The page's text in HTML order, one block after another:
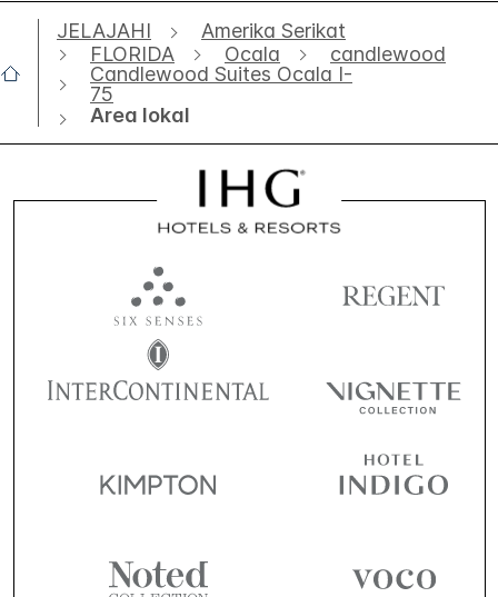
JELAJAHI
Amerika Serikat
FLORIDA
Ocala
candlewood
Candlewood Suites Ocala I-
75
Area lokal